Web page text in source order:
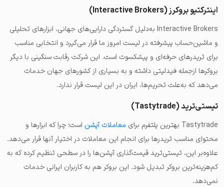
اینترکتیو بروکرز (Interactive Brokers)
Interactive Brokers به‌دلیل گستردگی دارایی‌های جهانی، ابزارهای تحلیلی
و ماشین‌حساب پیشرفته در لیست امروز ما قرار می‌گیرد و انتخابی مناسب
برای تریدرهای حرفه‌ای و پیشکسوت است. این شرکت رقابت سنگینی با دیگر
بروکرها ازجمله فیدلیتی داشته و به بسیاری از کشورهای جهان خدمات
می‌‎دهد که به‌علت تحریم‌ها، ایران در این لیست قرار ندارد.
تیستی‌ترید (Tastytrade)
Tastytrade بهترین پلتفرم برای معاملات آپشن است؛ چرا که ابزارها و
محتوای مناسب تریدرها برای انجام این معاملات در اختیار آنها قرار می‌دهد.
علاوه‌بر این، تیستی‌ترید قیمت‌گذاری آپشن‌ها را در سطحی تنظیم کرده که به
کم‌هزینه‌ترین بروکر تبدیل شود. این بروکر هم به کاربران ایرانی خدمات
نمی‌دهد.